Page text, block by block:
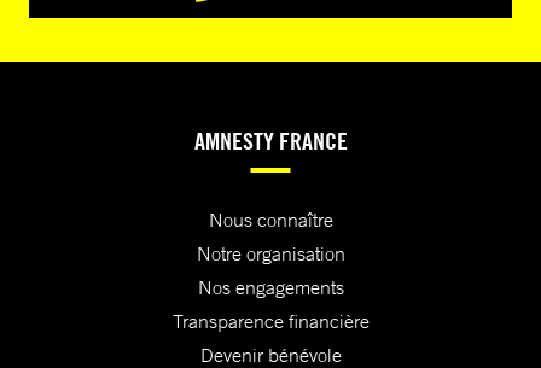
AMNESTY FRANCE
Nous connaître
Notre organisation
Nos engagements
Transparence financière
Devenir bénévole